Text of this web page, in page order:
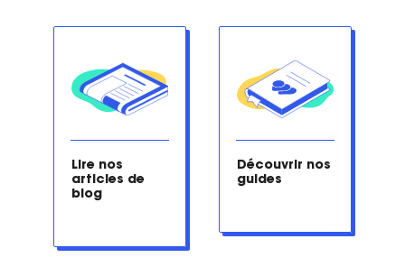
Lire nos
articles de
blog
Découvrir nos
guides